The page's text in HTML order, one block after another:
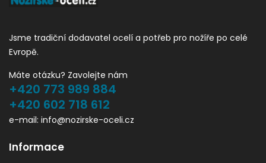
Jsme tradiční dodavatel ocelí a potřeb pro nožíře po celé
Evropě.
Máte otázku? Zavolejte nám
+420 773 989 884
+420 602 718 612
e-mail: info@nozirske-oceli.cz
Informace